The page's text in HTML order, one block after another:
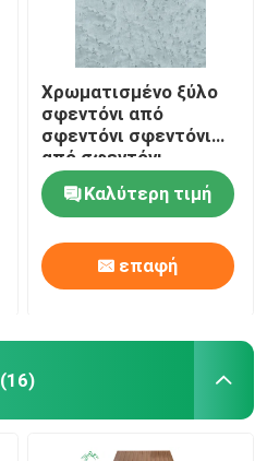
Χρωματισμένο ξύλο
σφεντόνι από
σφεντόνι σφεντόνι
από σφεντόνι
σφεντόνι από
σφεντόνι σφεντόνι
από σφεντόνι
σφεντόνι από
σφεντόνι σφεντόνι
από σφεντόνι
Καλύτερη τιμή
επαφή
(16)